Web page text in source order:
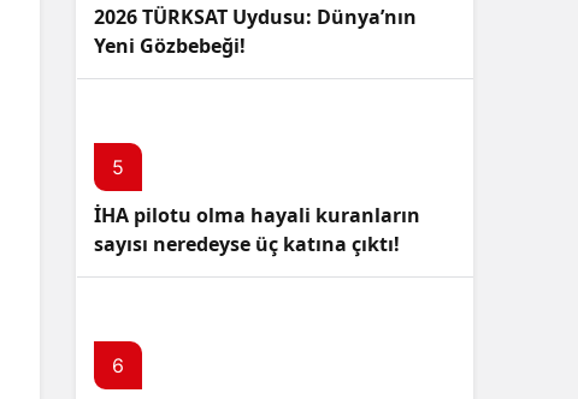
2026 TÜRKSAT Uydusu: Dünya’nın
Yeni Gözbebeği!
5
İHA pilotu olma hayali kuranların
sayısı neredeyse üç katına çıktı!
6